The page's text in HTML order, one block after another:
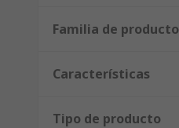
Familia de producto
Características
Tipo de producto